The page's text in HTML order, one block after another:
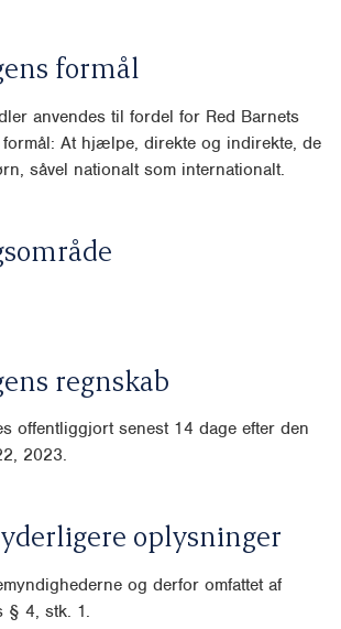
formål
anvendes til fordel for Red Barnets
At hjælpe, direkte og indirekte, de
såvel nationalt som internationalt.
regnskab
offentliggjort senest 14 dage efter den
2023.
oplysninger
og derfor omfattet af
§ 4, stk. 1.